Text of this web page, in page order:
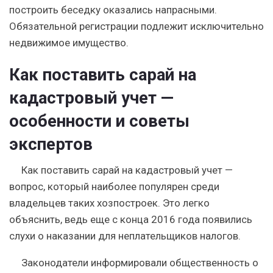
построить беседку оказались напрасными.
Обязательной регистрации подлежит исключительно
недвижимое имущество.
Как поставить сарай на
кадастровый учет —
особенности и советы
экспертов
Как поставить сарай на кадастровый учет —
вопрос, который наиболее популярен среди
владельцев таких хозпостроек. Это легко
объяснить, ведь еще с конца 2016 года появились
слухи о наказании для неплательщиков налогов.
Законодатели информировали общественность о